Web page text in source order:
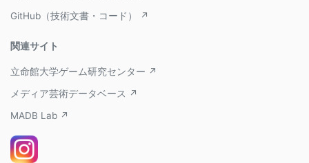
GitHub（技術文書・コード） ↗
関連サイト
立命館大学ゲーム研究センター ↗
メディア芸術データベース ↗
MADB Lab ↗